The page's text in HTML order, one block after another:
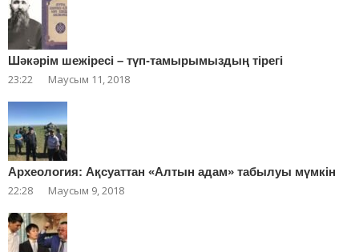
Шәкәрім шежіресі – түп-тамырымыздың тірегі
23:22 Маусым 11, 2018
Археология: Ақсуаттан «Алтын адам» табылуы мүмкін
22:28 Маусым 9, 2018